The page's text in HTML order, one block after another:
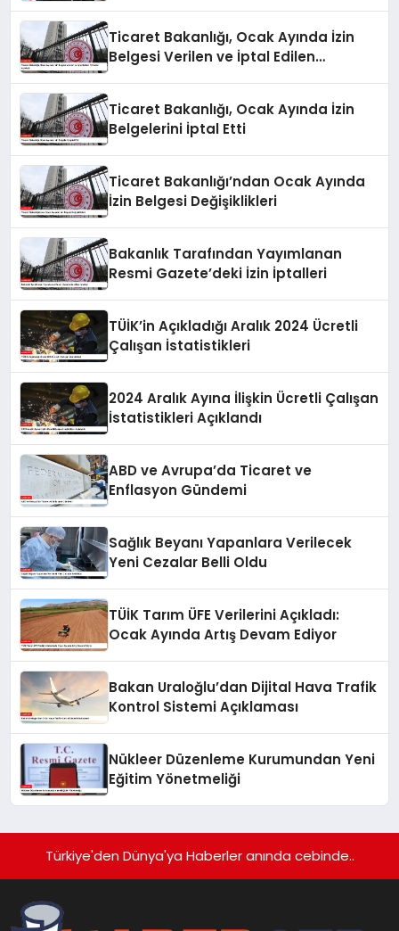
Ticaret Bakanlığı, Ocak Ayında İzin
Belgesi Verilen ve İptal Edilen
Ticaret Bakanlığı, Ocak Ayında İzin
Belgelerini İptal Etti
Ticaret Bakanlığı’ndan Ocak Ayında
İzin Belgesi Değişiklikleri
Bakanlık Tarafından Yayımlanan
Resmi Gazete’deki İzin İptalleri
TÜİK’in Açıkladığı Aralık 2024 Ücretli
Çalışan İstatistikleri
2024 Aralık Ayına İlişkin Ücretli Çalışan
İstatistikleri Açıklandı
ABD ve Avrupa’da Ticaret ve
Enflasyon Gündemi
Sağlık Beyanı Yapanlara Verilecek
Yeni Cezalar Belli Oldu
TÜİK Tarım ÜFE Verilerini Açıkladı:
Ocak Ayında Artış Devam Ediyor
Bakan Uraloğlu’dan Dijital Hava Trafik
Kontrol Sistemi Açıklaması
Nükleer Düzenleme Kurumundan Yeni
Eğitim Yönetmeliği
Türkiye'den Dünya'ya Haberler anında cebinde..